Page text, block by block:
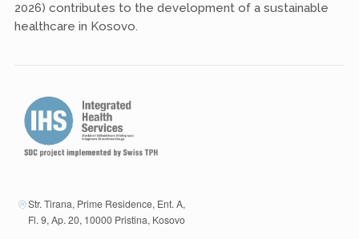
2026) contributes to the development of a sustainable
healthcare in Kosovo.
Str. Tirana, Prime Residence, Ent. A,
Fl. 9, Ap. 20, 10000 Pristina, Kosovo